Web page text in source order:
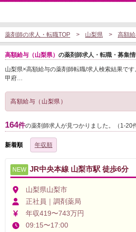
薬剤師の求人・転職TOP 山梨県 高額
高額給与（山梨県） の薬剤師求人・転職・募集
山梨県×高額給与の薬剤師転職/求人検索結果で
甲府…
高額給与（山梨県）
164件の薬剤師求人が見つかりました。（1-20
新着順 年収順
NEW JR中央本線 山梨市駅 徒歩6分
山梨県山梨市
正社員｜調剤薬局
年収419〜743万円
09:15〜17:00